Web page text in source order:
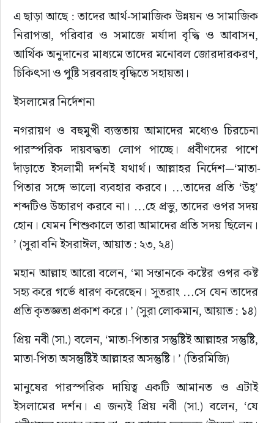
এ ছাড়া আছে : তাদের আর্থ-সামাজিক উন্নয়ন ও সামাজিক
নিরাপত্তা, পরিবার ও সমাজে মর্যাদা বৃদ্ধি ও আবাসন,
আর্থিক অনুদানের মাধ্যমে তাদের মনোবল জোরদারকরণ,
চিকিৎসা ও পুষ্টি সরবরাহ বৃদ্ধিতে সহায়তা।
ইসলামের নির্দেশনা
নগরায়ণ ও বহুমুখী ব্যস্ততায় আমাদের মধ্যেও চিরচেনা
পারস্পরিক দায়বদ্ধতা লোপ পাচ্ছে। প্রবীণদের পাশে
দাঁড়াতে ইসলামী দর্শনই যথার্থ। আল্লাহর নির্দেশ—‘মাতা-
পিতার সঙ্গে ভালো ব্যবহার করবে। …তাদের প্রতি ‘উহ্’
শব্দটিও উচ্চারণ করবে না। …হে প্রভু, তাদের ওপর সদয়
হোন। যেমন শিশুকালে তারা আমাদের প্রতি সদয় ছিলেন।
’ (সুরা বনি ইসরাঈল, আয়াত : ২৩, ২৪)
মহান আল্লাহ আরো বলেন, ‘মা সন্তানকে কষ্টের ওপর কষ্ট
সহ্য করে গর্ভে ধারণ করেছেন। সুতরাং …সে যেন তাদের
প্রতি কৃতজ্ঞতা প্রকাশ করে। ’ (সুরা লোকমান, আয়াত : ১৪)
প্রিয় নবী (সা.) বলেন, ‘মাতা-পিতার সন্তুষ্টিই আল্লাহর সন্তুষ্টি,
মাতা-পিতা অসন্তুষ্টিই আল্লাহর অসন্তুষ্টি। ’ (তিরমিজি)
মানুষের পারস্পরিক দায়িত্ব একটি আমানত ও এটাই
ইসলামের দর্শন। এ জন্যই প্রিয় নবী (সা.) বলেন, ‘যে